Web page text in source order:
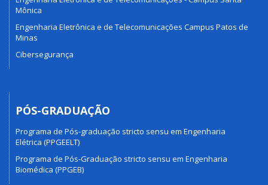
Mônica
Engenharia Eletrônica e de Telecomunicações Campus Patos de
Minas
Cibersegurança
PÓS-GRADUAÇÃO
Programa de Pós-graduação stricto sensu em Engenharia
Elétrica (PPGEELT)
Programa de Pós-Graduação stricto sensu em Engenharia
Biomédica (PPGEB)